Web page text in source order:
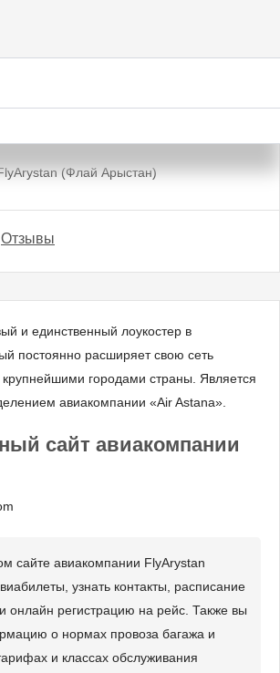
FlyArystan
Отзывы
и единственный лоукостер в
постоянно расширяет свою сеть
городами страны. Является
авиакомпании «Air Astana».
сайт авиакомпании
сайте авиакомпании FlyArystan
узнать контакты, расписание
онлайн регистрацию на рейс. Также вы
о нормах провоза багажа и
и классах обслуживания